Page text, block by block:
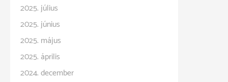
2025. július
2025. június
2025. május
2025. április
2024. december